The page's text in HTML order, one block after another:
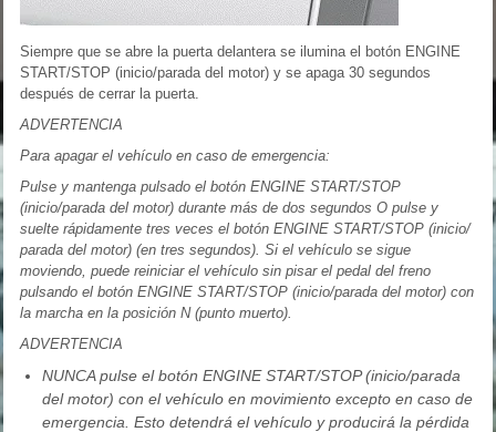
Siempre que se abre la puerta delantera se ilumina el botón ENGINE
START/STOP (inicio/parada del motor) y se apaga 30 segundos
después de cerrar la puerta.
ADVERTENCIA
Para apagar el vehículo en caso de emergencia:
Pulse y mantenga pulsado el botón ENGINE START/STOP
(inicio/parada del motor) durante más de dos segundos O pulse y
suelte rápidamente tres veces el botón ENGINE START/STOP (inicio/
parada del motor) (en tres segundos). Si el vehículo se sigue
moviendo, puede reiniciar el vehículo sin pisar el pedal del freno
pulsando el botón ENGINE START/STOP (inicio/parada del motor) con
la marcha en la posición N (punto muerto).
ADVERTENCIA
NUNCA pulse el botón ENGINE START/STOP (inicio/parada
del motor) con el vehículo en movimiento excepto en caso de
emergencia. Esto detendrá el vehículo y producirá la pérdida